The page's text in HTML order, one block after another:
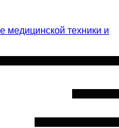
медицинской техники и